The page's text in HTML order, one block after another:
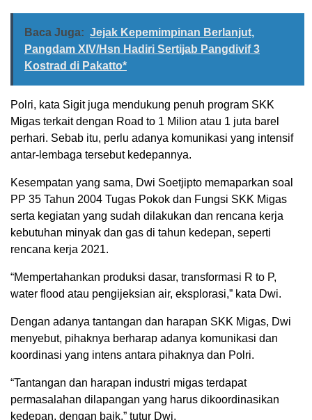
Baca Juga: Jejak Kepemimpinan Berlanjut,
Pangdam XIV/Hsn Hadiri Sertijab Pangdivif 3
Kostrad di Pakatto*
Polri, kata Sigit juga mendukung penuh program SKK
Migas terkait dengan Road to 1 Milion atau 1 juta barel
perhari. Sebab itu, perlu adanya komunikasi yang intensif
antar-lembaga tersebut kedepannya.
Kesempatan yang sama, Dwi Soetjipto memaparkan soal
PP 35 Tahun 2004 Tugas Pokok dan Fungsi SKK Migas
serta kegiatan yang sudah dilakukan dan rencana kerja
kebutuhan minyak dan gas di tahun kedepan, seperti
rencana kerja 2021.
“Mempertahankan produksi dasar, transformasi R to P,
water flood atau pengijeksian air, eksplorasi,” kata Dwi.
Dengan adanya tantangan dan harapan SKK Migas, Dwi
menyebut, pihaknya berharap adanya komunikasi dan
koordinasi yang intens antara pihaknya dan Polri.
“Tantangan dan harapan industri migas terdapat
permasalahan dilapangan yang harus dikoordinasikan
kedepan, dengan baik,” tutur Dwi.